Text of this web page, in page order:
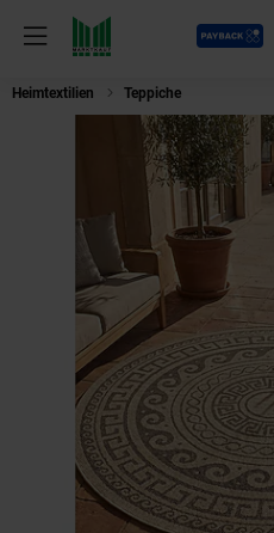
Menü
Payback
Heimtextilien Teppiche